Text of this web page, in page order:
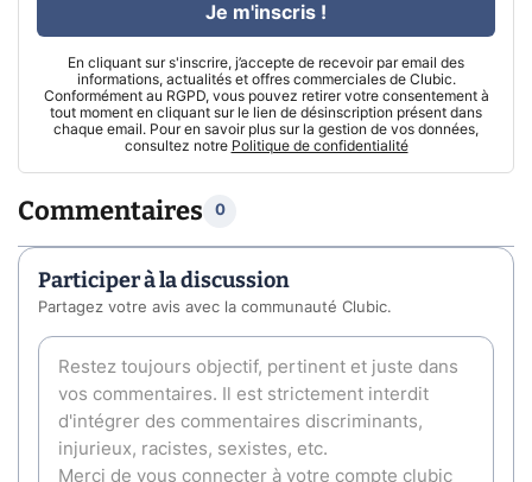
En cliquant sur s'inscrire, j’accepte de recevoir par email des
informations, actualités et offres commerciales de Clubic.
Conformément au RGPD, vous pouvez retirer votre consentement à
tout moment en cliquant sur le lien de désinscription présent dans
chaque email. Pour en savoir plus sur la gestion de vos données,
consultez notre Politique de confidentialité
Je m'inscris !
Commentaires 0
Participer à la discussion
Partagez votre avis avec la communauté Clubic.